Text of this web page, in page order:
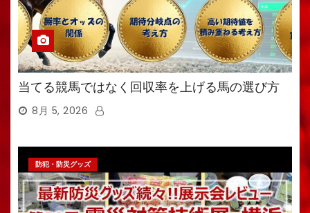
当てる競馬ではなく回収率を上げる馬の選び方
8月 5, 2026
防犯・防災グッズ